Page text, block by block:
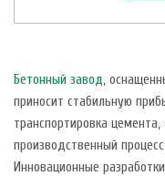
Бетонный завод,
приносит стабильную
транспортировка
производственный
Инновационные